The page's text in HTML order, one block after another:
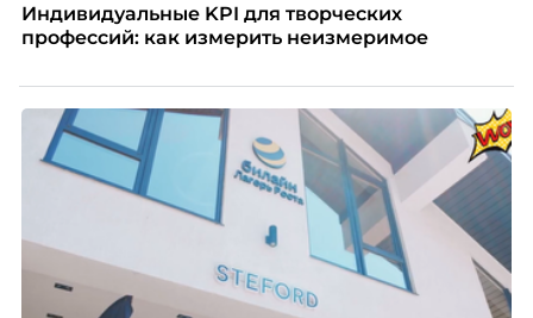
Индивидуальные KPI для творческих
профессий: как измерить неизмеримое